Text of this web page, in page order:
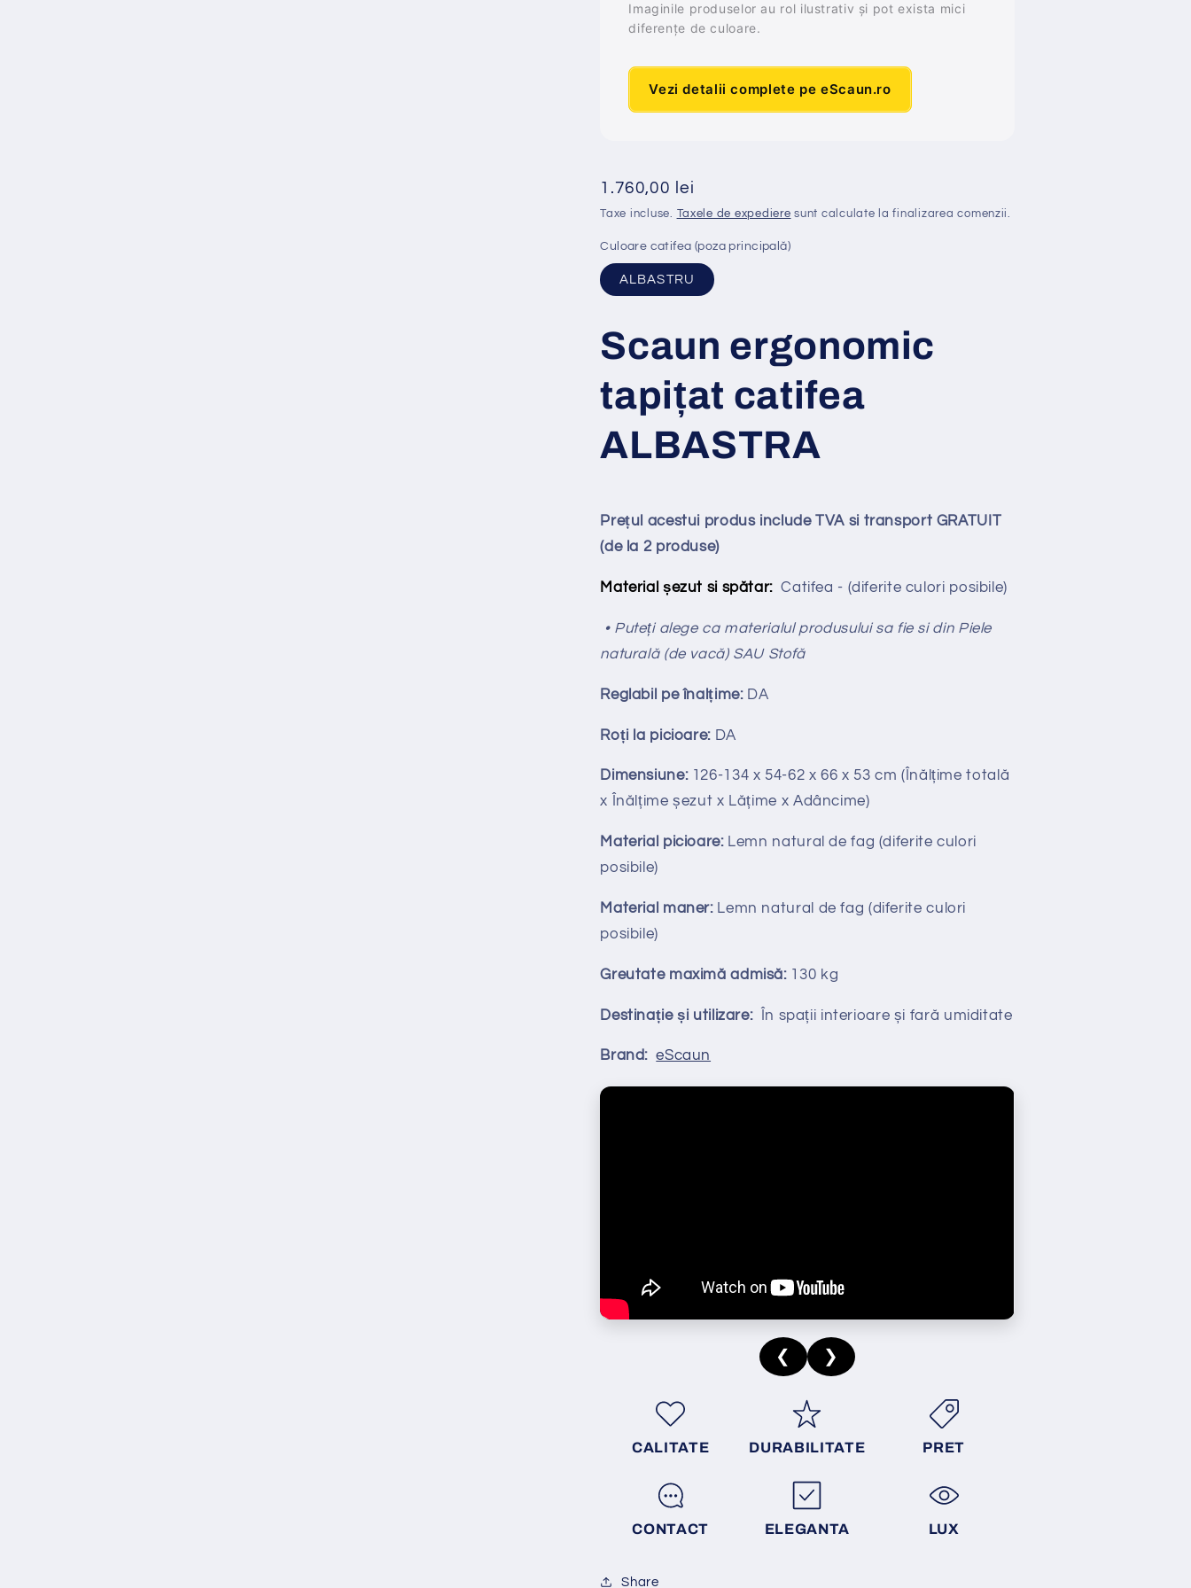
Imaginile produselor au rol ilustrativ și pot exista mici
diferențe de culoare.
Vezi detalii complete pe eScaun.ro
Preț
obișnuit
1.760,00 lei
Taxe incluse. Taxele de expediere sunt calculate la finalizarea comenzii.
Culoare catifea (poza principală)
ALBASTRU
Scaun ergonomic
tapițat catifea
ALBASTRA
Prețul acestui produs include TVA si transport GRATUIT
(de la 2 produse)
Material șezut si spătar: Catifea - (diferite culori posibile)
• Puteți alege ca materialul produsului sa fie si din Piele
naturală (de vacă) SAU Stofă
Reglabil peînalțime: DA
Roți la picioare: DA
Dimensiune:126-134 x 54-62 x 66 x 53 cm (Înălțime totală
x Înălțimeșezut x Lățime x Adâncime)
Material picioare:Lemn natural de fag (diferite culori
posibile)
Material maner: Lemn natural de fag (diferite culori
posibile)
Greutate maximă admisă: 130 kg
Destinație și utilizare:În spații interioare și fară umiditate
Brand:eScaun
❮ ❯
CALITATE DURABILITATE PRET
CONTACT ELEGANTA LUX
Share